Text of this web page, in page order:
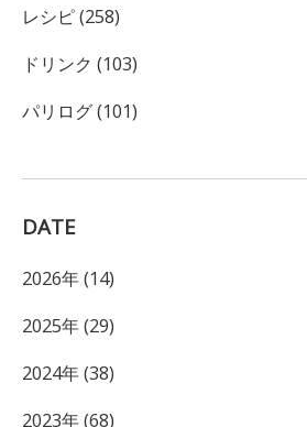
レシピ (258)
ドリンク (103)
パリログ (101)
DATE
2026年 (14)
2025年 (29)
2024年 (38)
2023年 (68)